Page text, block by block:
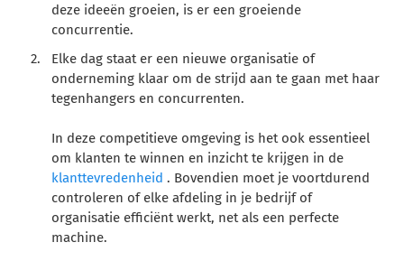
deze ideeën groeien, is er een groeiende
concurrentie.
Elke dag staat er een nieuwe organisatie of
onderneming klaar om de strijd aan te gaan met haar
tegenhangers en concurrenten.
In deze competitieve omgeving is het ook essentieel
om klanten te winnen en inzicht te krijgen in de
klanttevredenheid . Bovendien moet je voortdurend
controleren of elke afdeling in je bedrijf of
organisatie efficiënt werkt, net als een perfecte
machine.